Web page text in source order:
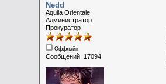
Nedd
Aquila Orientale
Администратор
Прокуратор
Оффлайн
Сообщений: 17094